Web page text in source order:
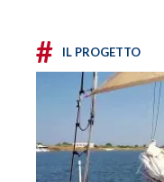
# IL PROGETTO